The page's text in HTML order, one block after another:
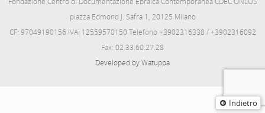
Indietro
piazza Edmond J. Safra 1, 20125 Milano
CF: 97049190156 IVA: 12559570150 Telefono +3902316338 / +3902316092
Fax: 02.33.60.27.28
Developed by Watuppa